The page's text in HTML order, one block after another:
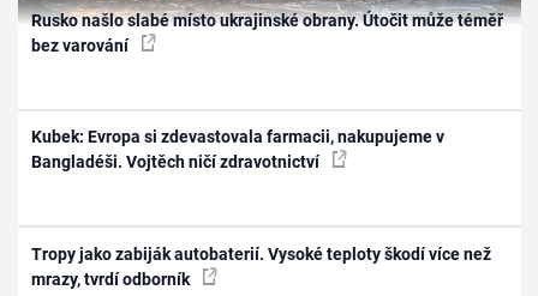
Rusko našlo slabé místo ukrajinské obrany. Útočit může téměř
bez varování
Kubek: Evropa si zdevastovala farmacii, nakupujeme v
Bangladéši. Vojtěch ničí zdravotnictví
Tropy jako zabiják autobaterií. Vysoké teploty škodí více než
mrazy, tvrdí odborník